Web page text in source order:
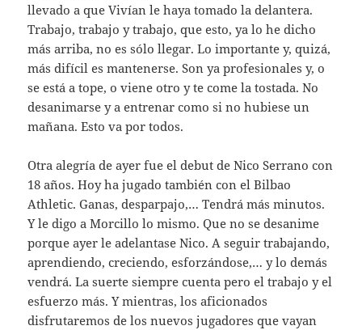
llevado a que Vivían le haya tomado la delantera.
Trabajo, trabajo y trabajo, que esto, ya lo he dicho
más arriba, no es sólo llegar. Lo importante y, quizá,
más difícil es mantenerse. Son ya profesionales y, o
se está a tope, o viene otro y te come la tostada. No
desanimarse y a entrenar como si no hubiese un
mañana. Esto va por todos.
Otra alegría de ayer fue el debut de Nico Serrano con
18 años. Hoy ha jugado también con el Bilbao
Athletic. Ganas, desparpajo,… Tendrá más minutos.
Y le digo a Morcillo lo mismo. Que no se desanime
porque ayer le adelantase Nico. A seguir trabajando,
aprendiendo, creciendo, esforzándose,… y lo demás
vendrá. La suerte siempre cuenta pero el trabajo y el
esfuerzo más. Y mientras, los aficionados
disfrutaremos de los nuevos jugadores que vayan